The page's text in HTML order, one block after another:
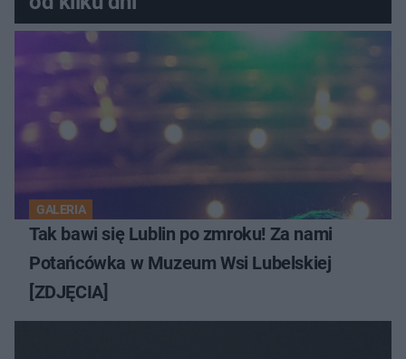
GALERIA
Tak bawi się Lublin po zmroku! Za nami
Potańcówka w Muzeum Wsi Lubelskiej
[ZDJĘCIA]